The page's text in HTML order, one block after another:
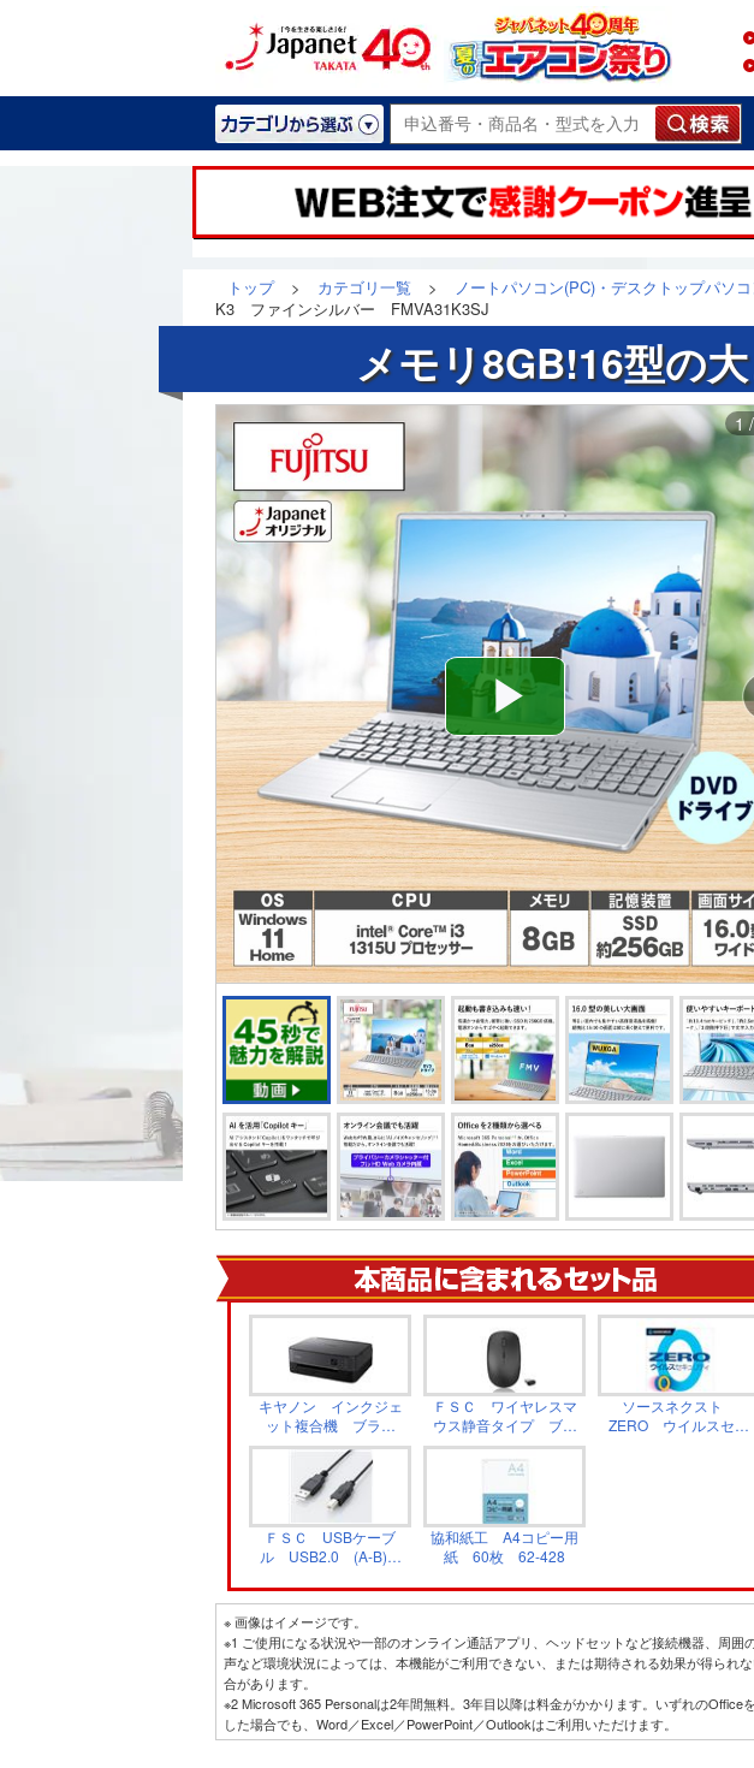
トップ > カテゴリ一覧 > ノートパソコン(PC)・デスクトップパソ
K3 ファインシルバー FMVA31K3SJ
メモリ8GB!16型の
1
キヤノン インクジェ
ット複合機 ブラッ
ク PIXUS TS5430BK
ＦＳＣ ワイヤレスマ
ウス静音タイプ ブラ
ック FS-WME01
ソースネクスト
ZERO ウイルスセキ
ＦＳＣ USBケーブ
ル USB2.0 (A-B)タ
ク FS-PRC15-BK
協和紙工 A4コピー用
紙 60枚 62-428
※ 画像はイメージです。
※1 ご使用になる状況や一部のオンライン通話アプリ、ヘッドセットなど接続機器、周囲
声など環境状況によっては、本機能がご利用できない、または期待される効果が得られ
合があります。
※2 Microsoft 365 Personalは2年間無料。3年目以降は料金がかかります。いずれのOffice
した場合でも、Word／Excel／PowerPoint／Outlookはご利用いただけます。